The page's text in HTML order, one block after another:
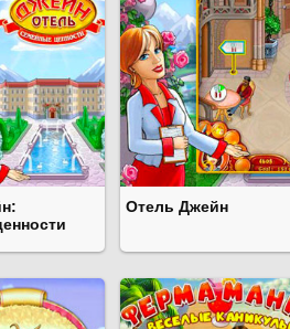
Отель Джейн